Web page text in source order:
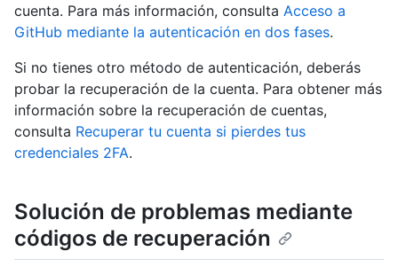
cuenta. Para más información, consulta Acceso a
GitHub mediante la autenticación en dos fases.
Si no tienes otro método de autenticación, deberás
probar la recuperación de la cuenta. Para obtener más
información sobre la recuperación de cuentas,
consulta Recuperar tu cuenta si pierdes tus
credenciales 2FA.
Solución de problemas mediante
códigos de recuperación